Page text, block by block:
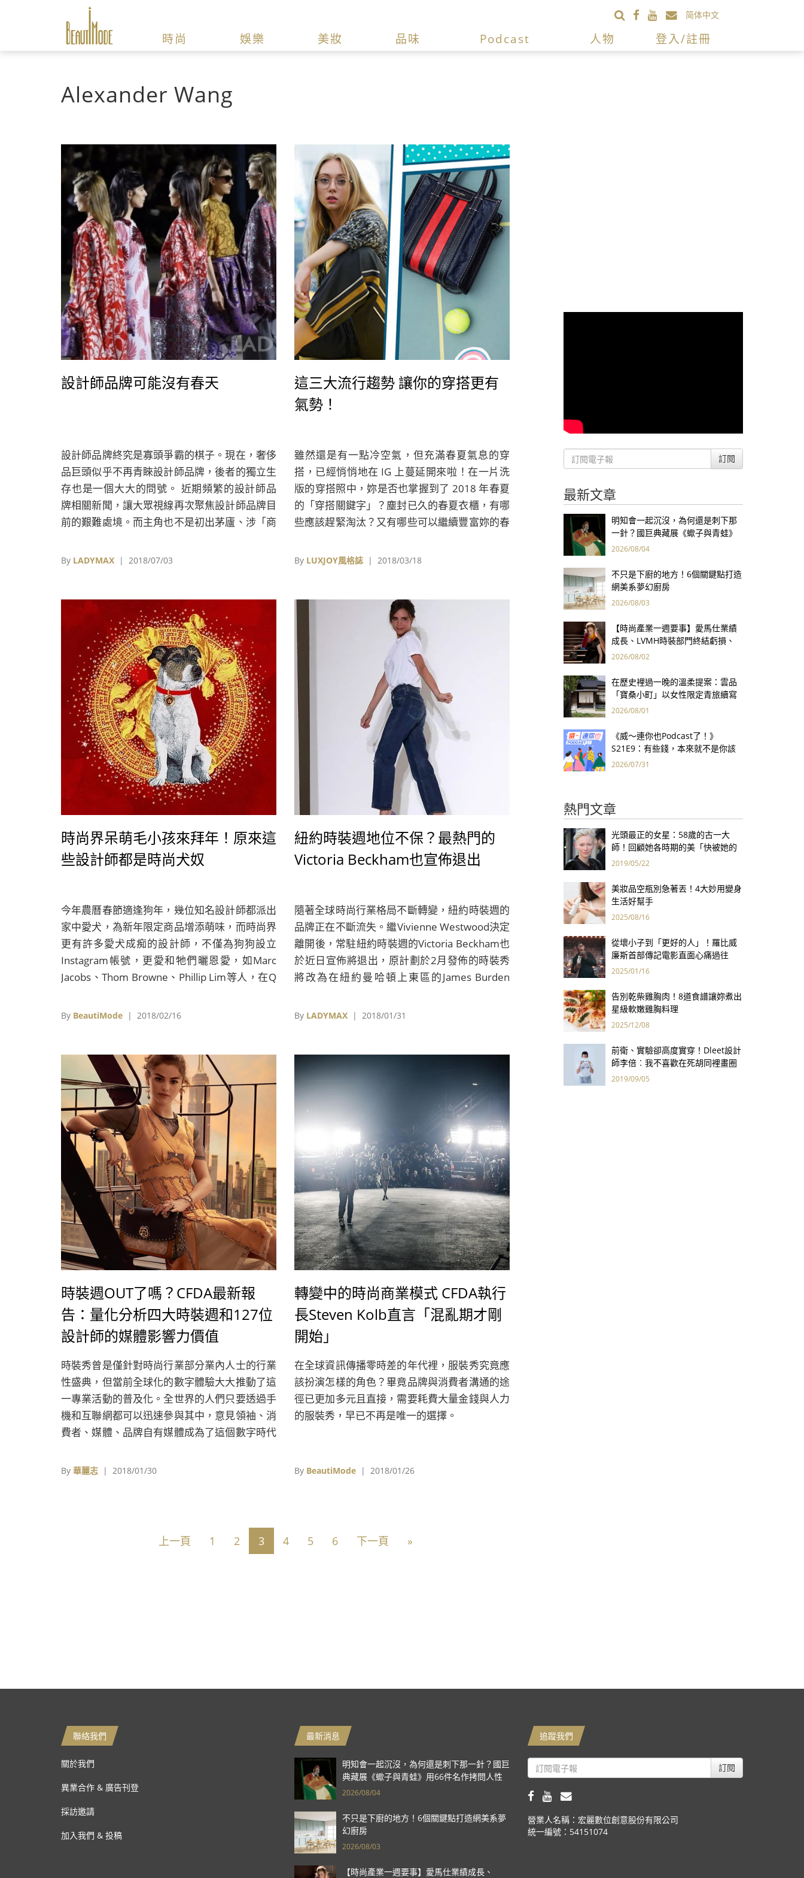
简体中文
時尚 娛樂 美妝 品味 Podcast 人物 登入/註冊
Alexander Wang
設計師品牌可能沒有春天
設計師品牌終究是寡頭爭霸的棋子。現在，奢侈
品巨頭似乎不再青睞設計師品牌，後者的獨立生
存也是一個大大的問號。 近期頻繁的設計師品
牌相關新聞，讓大眾視線再次聚焦設計師品牌目
前的艱難處境。而主角也不是初出茅廬、涉「商
年、已立下根基的設計師品牌。
By LADYMAX | 2018/07/03
這三大流行趨勢 讓你的穿搭更有
氣勢！
雖然還是有一點冷空氣，但充滿春夏氣息的穿
搭，已經悄悄地在 IG 上蔓延開來啦！在一片洗
版的穿搭照中，妳是否也掌握到了 2018 年春夏
的「穿搭關鍵字」？塵封已久的春夏衣櫃，有哪
些應該趕緊淘汰？又有哪些可以繼續豐富妳的春
更有氣勢！
By LUXJOY風格誌 | 2018/03/18
時尚界呆萌毛小孩來拜年！原來這
些設計師都是時尚犬奴
今年農曆春節適逢狗年，幾位知名設計師都派出
家中愛犬，為新年限定商品增添萌味，而時尚界
更有許多愛犬成痴的設計師，不僅為狗狗設立
Instagram帳號，更愛和牠們曬恩愛，如Marc
Jacobs、Thom Browne、Phillip Lim等人，在Q
By BeautiMode | 2018/02/16
紐約時裝週地位不保？最熱門的
Victoria Beckham也宣佈退出
隨著全球時尚行業格局不斷轉變，紐約時裝週的
品牌正在不斷流失。繼Vivienne Westwood決定
離開後，常駐紐約時裝週的Victoria Beckham也
於近日宣佈將退出，原計劃於2月發佈的時裝秀
將改為在紐約曼哈頓上東區的James Burden
By LADYMAX | 2018/01/31
時裝週OUT了嗎？CFDA最新報
告：量化分析四大時裝週和127位
設計師的媒體影響力價值
時裝秀曾是僅針對時尚行業部分業內人士的行業
性盛典，但當前全球化的數字體驗大大推動了這
一專業活動的普及化。全世界的人們只要透過手
機和互聯網都可以迅速參與其中，意見領袖、消
費者、媒體、品牌自有媒體成為了這個數字時代
By 華麗志 | 2018/01/30
轉變中的時尚商業模式 CFDA執行
長Steven Kolb直言「混亂期才剛
開始」
在全球資訊傳播零時差的年代裡，服裝秀究竟應
該扮演怎樣的角色？畢竟品牌與消費者溝通的途
徑已更加多元且直接，需要耗費大量金錢與人力
的服裝秀，早已不再是唯一的選擇。
By BeautiMode | 2018/01/26
上一頁 1 2 3 4 5 6 下一頁 »
訂閱
最新文章
明知會一起沉沒，為何還是刺下那
一針？國巨典藏展《蠍子與青蛙》
用66件名作拷問人性
2026/08/04
不只是下廚的地方！6個關鍵點打造
網美系夢幻廚房
2026/08/03
【時尚產業一週要事】愛馬仕業績
成長、LVMH時裝部門終結虧損、
Kering轉型策略初現成效、Prada
2026/08/02
在歷史裡過一晚的溫柔提案：雲品
「寶桑小町」以女性限定青旅續寫
台東老屋記憶
2026/08/01
《威～連你也Podcast了！》
S21E9：有些錢，本來就不是你該
賺的——讀《一個投機者的告白》
2026/07/31
熱門文章
光頭最正的女星：58歲的古一大
師！回顧她各時期的美「快被她的
空靈給吸進去了！」
2019/05/22
美妝品空瓶別急著丟！4大妙用變身
生活好幫手
2025/08/16
從壞小子到「更好的人」！羅比威
廉斯首部傳記電影直面心痛過往
「這情節」每每讓他心碎
2025/01/16
告別乾柴雞胸肉！8道食譜讓妳煮出
星級軟嫩雞胸料理
2025/12/08
前衛、實驗卻高度實穿！Dleet設計
師李倍︰我不喜歡在死胡同裡畫圈
圈
2019/09/05
聯絡我們
關於我們
異業合作 & 廣告刊登
採訪邀請
加入我們 & 投稿
最新消息
明知會一起沉沒，為何還是刺下那一針？國巨
典藏展《蠍子與青蛙》用66件名作拷問人性
2026/08/04
不只是下廚的地方！6個關鍵點打造網美系夢
幻廚房
2026/08/03
【時尚產業一週要事】愛馬仕業績成長、
追蹤我們
訂閱
營業人名稱：宏麗數位創意股份有限公司
統一編號：54151074